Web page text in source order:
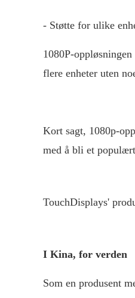
- Støtte for ulike
1080P-
flere enheter uten
Kort sagt, 1080p-
med å bli et
TouchDisplays'
I Kina, for verden
Som en produsent